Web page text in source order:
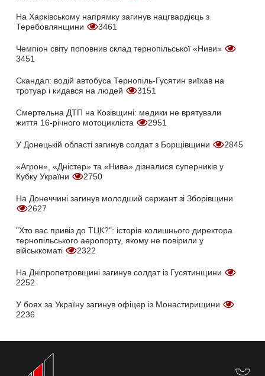
На Харківському напрямку загинув нацгвардієць з
Теребовлянщини
3461
Чемпіон світу поповнив склад тернопільської «Ниви»
3451
Скандал: водій автобуса Тернопіль-Гусятин виїхав на
тротуар і кидався на людей
3151
Смертельна ДТП на Козівщині: медики не врятували
життя 16-річного мотоцикліста
2951
У Донецькій області загинув солдат з Борщівщини 2845
«Агрон», «Дністер» та «Нива» дізналися суперників у
Кубку України
2750
На Донеччині загинув молодший сержант зі Зборівщини
2627
"Хто вас привіз до ТЦК?": історія колишнього директора
тернопільського аеропорту, якому не повірили у
військкоматі
2322
На Дніпропетровщині загинув солдат із Гусятинщини
2252
У боях за Україну загинув офіцер із Монастирищини
2236